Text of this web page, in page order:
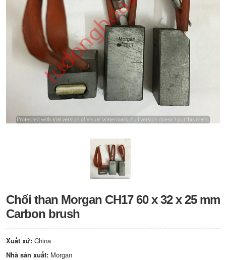
Chổi than Morgan CH17 60 x 32 x 25 mm
Carbon brush
Xuất xứ: China
Nhà sản xuất: Morgan